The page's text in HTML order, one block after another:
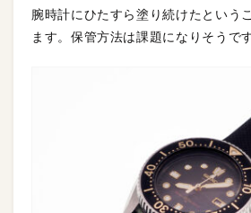
腕時計にひたすら塗り続けたという
ます。保管方法は課題になりそうです